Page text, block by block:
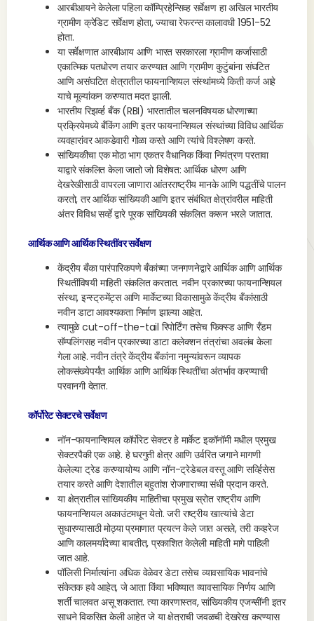
आरबीआयने केलेला पहिला कॉम्प्रिहेन्सिव्ह सर्वेक्षण हा अखिल भारतीय
ग्रामीण क्रेडिट सर्वेक्षण होता, ज्याचा रेफरन्स कालावधी 1951-52
होता.
या सर्वेक्षणात आरबीआय आणि भारत सरकारला ग्रामीण कर्जासाठी
एकात्मिक पतधोरण तयार करण्यात आणि ग्रामीण कुटुंबांना संघटित
आणि असंघटित क्षेत्रातील फायनान्शियल संस्थांमध्ये किती कर्ज आहे
याचे मूल्यांकन करण्यात मदत झाली.
भारतीय रिझर्व्ह बँक (RBI) भारतातील चलनविषयक धोरणाच्या
प्रक्रियेमध्ये बँकिंग आणि इतर फायनान्शियल संस्थांच्या विविध आर्थिक
व्यवहारांवर आकडेवारी गोळा करते आणि त्यांचे विश्लेषण करते.
सांख्यिकीचा एक मोठा भाग एकतर वैधानिक किंवा नियंत्रण परतावा
याद्वारे संकलित केला जातो जो विशेषत: आर्थिक धोरण आणि
देखरेखीसाठी वापरला जाणारा आंतरराष्ट्रीय मानके आणि पद्धतींचे पालन
करतो, तर आर्थिक सांख्यिकी आणि इतर संबंधित क्षेत्रांवरील माहिती
अंतर विविध सर्व्हे द्वारे पूरक सांख्यिकी संकलित करून भरले जातात.
आर्थिक आणि आर्थिक स्थितींवर सर्वेक्षण
केंद्रीय बँका पारंपारिकपणे बँकांच्या जनगणनेद्वारे आर्थिक आणि आर्थिक
स्थितींविषयी माहिती संकलित करतात. नवीन प्रकारच्या फायनान्शियल
संस्था, इन्स्ट्रुमेंट्स आणि मार्केटच्या विकासामुळे केंद्रीय बँकांसाठी
नवीन डाटा आवश्यकता निर्माण झाल्या आहेत.
त्यामुळे cut-off-the-tail रिपोर्टिंग तसेच फिक्स्ड आणि रँडम
सॅम्पलिंगसह नवीन प्रकारच्या डाटा कलेक्शन तंत्रांचा अवलंब केला
गेला आहे. नवीन तंत्रे केंद्रीय बँकांना नमुन्यांवरून व्यापक
लोकसंख्येपर्यंत आर्थिक आणि आर्थिक स्थितींचा अंतर्भाव करण्याची
परवानगी देतात.
कॉर्पोरेट सेक्टरचे सर्वेक्षण
नॉन-फायनान्शियल कॉर्पोरेट सेक्टर हे मार्केट इकॉनॉमी मधील प्रमुख
सेक्टरपैकी एक आहे. हे घरगुती क्षेत्र आणि उर्वरित जगाने मागणी
केलेल्या ट्रेड करण्यायोग्य आणि नॉन-ट्रेडेबल वस्तू आणि सर्व्हिसेस
तयार करते आणि देशातील बहुतांश रोजगाराच्या संधी प्रदान करते.
या क्षेत्रातील सांख्यिकीय माहितीचा प्रमुख स्रोत राष्ट्रीय आणि
फायनान्शियल अकाउंटमधून येतो. जरी राष्ट्रीय खात्यांचे डेटा
सुधारण्यासाठी मोठ्या प्रमाणात प्रयत्न केले जात असले, तरी कव्हरेज
आणि कालमर्यादेच्या बाबतीत, प्रकाशित केलेली माहिती मागे पाहिली
जात आहे.
पॉलिसी निर्मात्यांना अधिक वेळेवर डेटा तसेच व्यावसायिक भावनांचे
संकेतक हवे आहेत, जे आता किंवा भविष्यात व्यावसायिक निर्णय आणि
शर्ती चालवत असू शकतात. त्या कारणास्तव, सांख्यिकीय एजन्सींनी इतर
साधने विकसित केली आहेत जे या क्षेत्राची जवळची देखरेख करण्यास